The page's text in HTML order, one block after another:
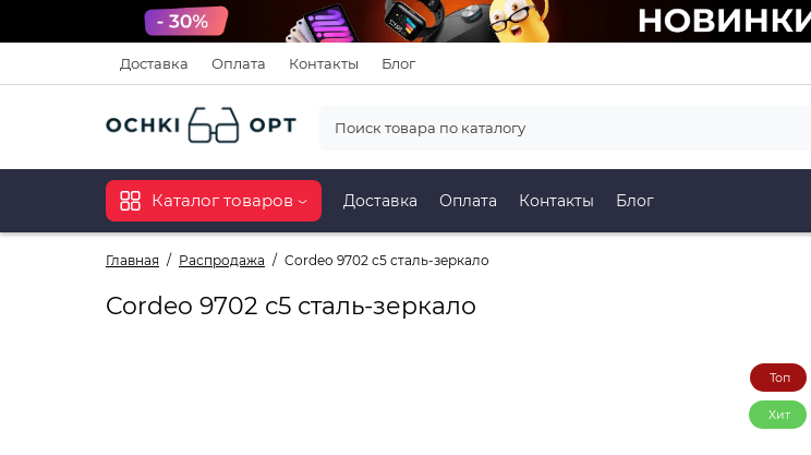
Доставка Оплата Контакты Блог
Каталог товаров Доставка Оплата Контакты Блог
Главная Распродажа Cordeo 9702 с5 сталь-зеркало
Cordeo 9702 с5 сталь-зеркало
Топ
Хит